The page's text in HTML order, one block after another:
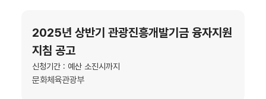
2025년 상반기 관광진흥개발기금 융자지원
지침 공고
신청기간 : 예산 소진시까지
문화체육관광부